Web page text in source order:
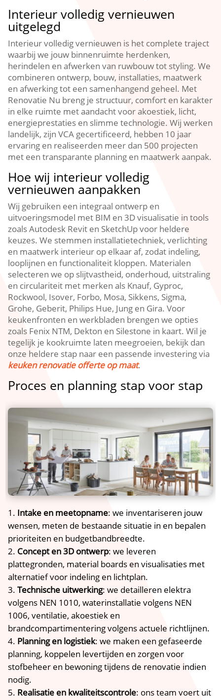
Interieur volledig vernieuwen
uitgelegd
Interieur volledig vernieuwen is het complete traject
waarbij we jouw binnenruimte herdenken,
herindelen en afwerken van ruwbouw tot styling.​ We
combineren ontwerp, bouw, installaties, maatwerk
en afwerking tot een samenhangend geheel.​ Met
Renovatie Nu breng je structuur, comfort en karakter
in elke ruimte met aandacht voor akoestiek, licht,
energieprestaties en slimme technologie.​ Wij werken
landelijk, zijn VCA gecertificeerd, hebben 10 jaar
ervaring en realiseerden meer dan 500 projecten
met een transparante planning en maatwerk aanpak.​
Hoe wij interieur volledig
vernieuwen aanpakken
Wij gebruiken een integraal ontwerp en
uitvoeringsmodel met BIM en 3D visualisatie in tools
zoals Autodesk Revit en SketchUp voor heldere
keuzes.​ We stemmen installatietechniek, verlichting
en maatwerk interieur op elkaar af, zodat indeling,
looplijnen en functionaliteit kloppen.​ Materialen
selecteren we op slijtvastheid, onderhoud, uitstraling
en circulariteit met merken als Knauf, Gyproc,
Rockwool, Isover, Forbo, Mosa, Sikkens, Sigma,
Grohe, Geberit, Philips Hue, Jung en Gira.​ Voor
keukenfronten en werkbladen brengen we opties
zoals Fenix NTM, Dekton en Silestone in kaart.​ Wil je
tegelijk je kookruimte laten meegroeien, bekijk dan
onze heldere stap naar een passende investering via
keuken renovatie offerte op maat.​
Proces en planning stap voor stap
Intake en meetopname: we inventariseren jouw
wensen, meten de bestaande situatie in en bepalen
prioriteiten en budgetbandbreedte.​
Concept en 3D ontwerp: we leveren
plattegronden, material boards en visualisaties met
alternatief voor indeling en lichtplan.​
Technische uitwerking: we detailleren elektra
volgens NEN 1010, waterinstallatie volgens NEN
1006, ventilatie, akoestiek en
brandcompartimentering volgens actuele richtlijnen.​
Planning en logistiek: we maken een gefaseerde
planning, koppelen levertijden en zorgen voor
stofbeheer en bewoning tijdens de renovatie indien
nodig.​
Realisatie en kwaliteitscontrole: ons team voert uit